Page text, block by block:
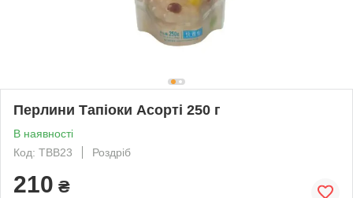
Перлини Тапіоки Асорті 250 г
В наявності
Код: TBB23
Роздріб
210 ₴